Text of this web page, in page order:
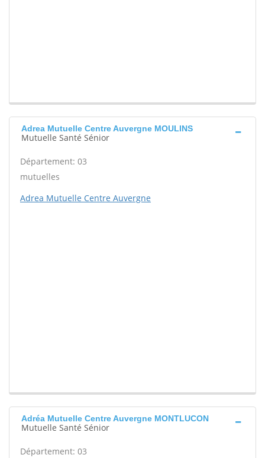
Adrea Mutuelle Centre Auvergne MOULINS
Mutuelle Santé Sénior
Département: 03
mutuelles
Adrea Mutuelle Centre Auvergne
Adréa Mutuelle Centre Auvergne MONTLUCON
Mutuelle Santé Sénior
Département: 03